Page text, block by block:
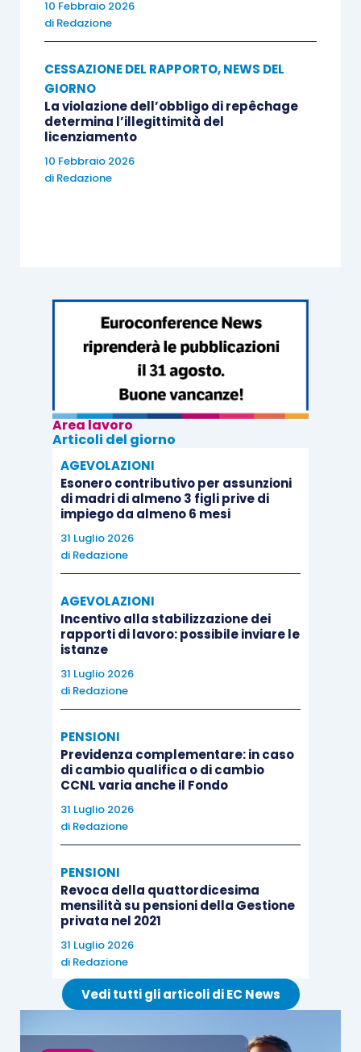
10 Febbraio 2026
di Redazione
CESSAZIONE DEL RAPPORTO,NEWS DEL
GIORNO
La violazione dell’obbligo di repêchage
determina l’illegittimità del
licenziamento
10 Febbraio 2026
di Redazione
Area lavoro
Articoli del giorno
AGEVOLAZIONI
Esonero contributivo per assunzioni
di madri di almeno 3 figli prive di
impiego da almeno 6 mesi
31 Luglio 2026
di Redazione
AGEVOLAZIONI
Incentivo alla stabilizzazione dei
rapporti di lavoro: possibile inviare le
istanze
31 Luglio 2026
di Redazione
PENSIONI
Previdenza complementare: in caso
di cambio qualifica o di cambio
CCNL varia anche il Fondo
31 Luglio 2026
di Redazione
PENSIONI
Revoca della quattordicesima
mensilità su pensioni della Gestione
privata nel 2021
31 Luglio 2026
di Redazione
Vedi tutti gli articoli di EC News